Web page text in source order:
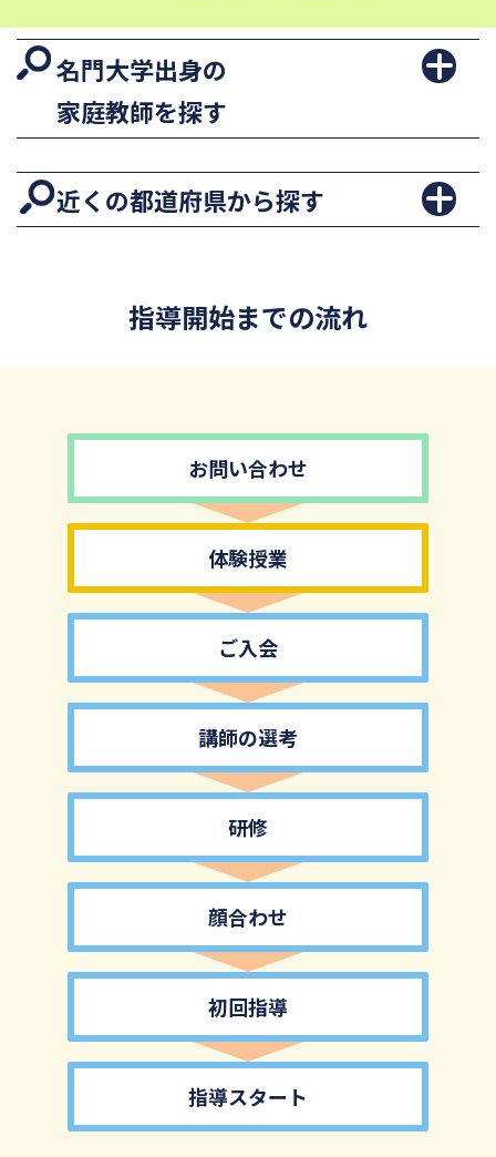
名門大学出身の
家庭教師を探す
近くの都道府県から探す
指導開始までの流れ
お問い合わせ
体験授業
ご入会
講師の選考
研修
顔合わせ
初回指導
指導スタート